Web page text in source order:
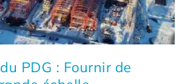
PDG : Fournir de